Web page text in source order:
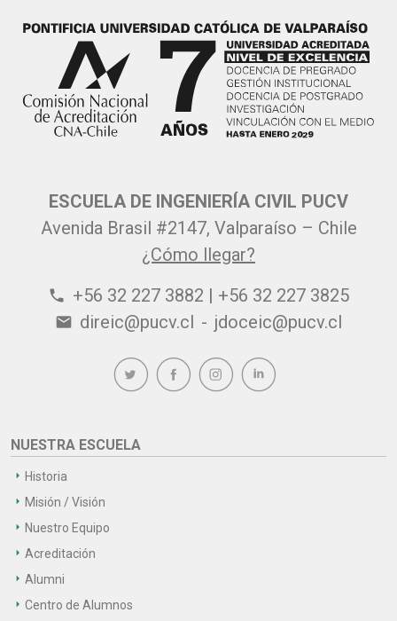
ESCUELA DE INGENIERÍA CIVIL PUCV
Avenida Brasil #2147, Valparaíso – Chile
¿Cómo llegar?
phone +56 32 227 3882 | +56 32 227 3825
email direic@pucv.cl - jdoceic@pucv.cl
NUESTRA ESCUELA
Historia
Misión / Visión
Nuestro Equipo
Acreditación
Alumni
Centro de Alumnos